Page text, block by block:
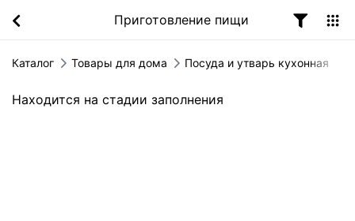
Приготовление пищи
Каталог Товары для дома Посуда и утварь кухонная
Находится на стадии заполнения